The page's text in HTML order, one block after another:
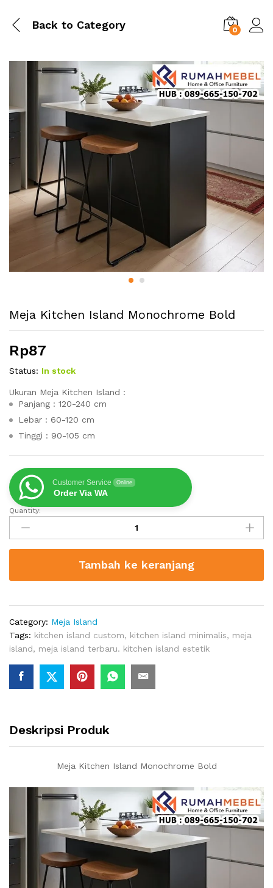
Back to Category 0
Meja Kitchen Island Monochrome Bold
Rp87
Status: In stock
Ukuran Meja Kitchen Island :
Panjang : 120-240 cm
Lebar : 60-120 cm
Tinggi : 90-105 cm
Customer Service Online
Order Via WA
Meja
Kitchen
Island
Monochrome
quantity
Quantity:
Tambah ke keranjang
Category: Meja Island
Tags: kitchen island custom, kitchen island minimalis, meja
island, meja island terbaru. kitchen island estetik
Deskripsi Produk
Meja Kitchen Island Monochrome Bold